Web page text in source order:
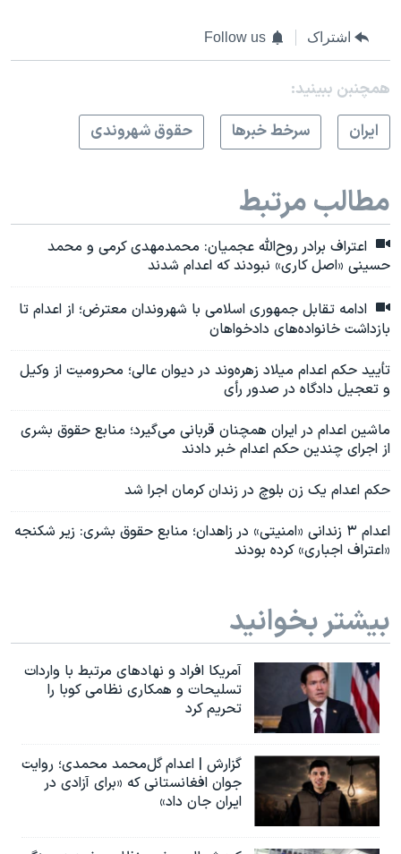
اشتراک Follow us
همچنبن ببینید:
ايران
سرخط خبرها حقوق شهروندی
مطالب مرتبط
اعتراف برادر روح‌الله عجمیان: محمدمهدی کرمی و محمد
حسینی «اصل کاری» نبودند که اعدام شدند
ادامه تقابل جمهوری اسلامی با شهروندان معترض؛ از اعدام تا
بازداشت خانواده‌های دادخواهان
تأیید حکم اعدام میلاد زهره‌وند در دیوان عالی؛ محرومیت از وکیل
و تعجیل دادگاه در صدور رأی
ماشین اعدام در ایران همچنان قربانی می‌گیرد؛ منابع حقوق بشری
از اجرای چندین حکم اعدام خبر دادند
حکم اعدام یک زن بلوچ در زندان کرمان اجرا شد
اعدام ۳ زندانی «امنیتی» در زاهدان؛ منابع حقوق بشری: زیر شکنجه
«اعتراف اجباری» کرده بودند
بیشتر بخوانید
آمریکا افراد و نهادهای مرتبط با واردات
تسلیحات و همکاری نظامی کوبا را
تحریم کرد
گزارش | اعدام گل‌محمد محمدی؛ روایت
جوان افغانستانی که «برای آزادی در
ایران جان داد»